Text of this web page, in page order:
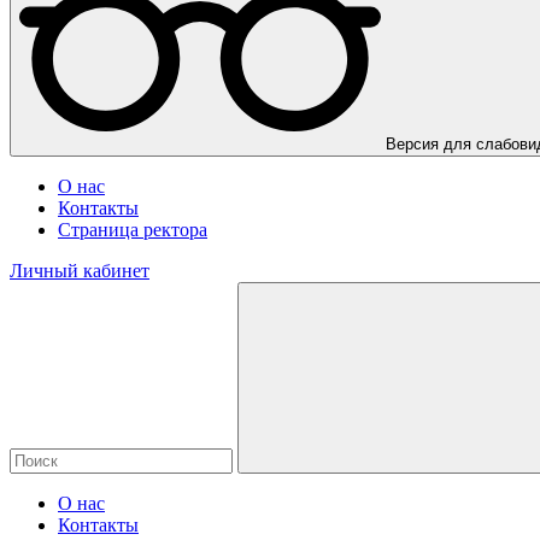
Версия для
О нас
Контакты
Страница ректора
Личный кабинет
О нас
Контакты